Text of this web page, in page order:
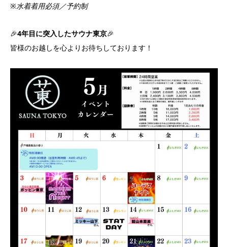
※水着着用必須／予約制
🎉4年目に突入したサウナ東京🎉
皆様のお越しを心よりお待ちしております！